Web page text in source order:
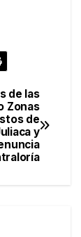
de las
Zonas
de
y